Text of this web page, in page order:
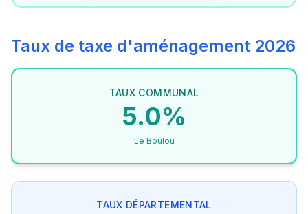
Taux de taxe d'aménagement 2026
TAUX COMMUNAL
5.0%
Le Boulou
TAUX DÉPARTEMENTAL